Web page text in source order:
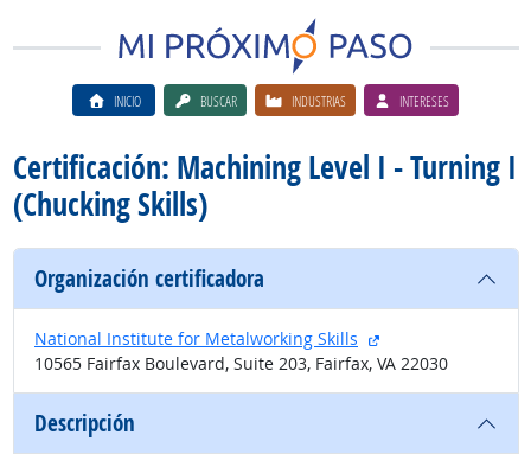
INICIO BUSCAR INDUSTRIAS INTERESES
Certificación: Machining Level I - Turning I
(Chucking Skills)
Organización certificadora
National Institute for Metalworking Skills
sitio externo
10565 Fairfax Boulevard, Suite 203, Fairfax, VA 22030
Descripción